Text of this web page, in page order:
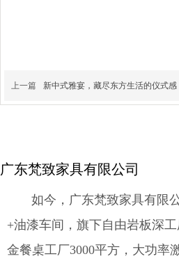
上一篇 新中式雅宴，藏尽东方生活的仪式感
广东梵致家具有限公司
如今，广东梵致家具有限公
+油漆车间，旗下自由岩板深
金餐桌工厂3000平方，大功率